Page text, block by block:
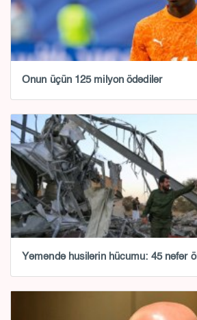
Onun üçün 125 milyon ödədilər
Yəməndə husilərin hücumu: 45 nəfər